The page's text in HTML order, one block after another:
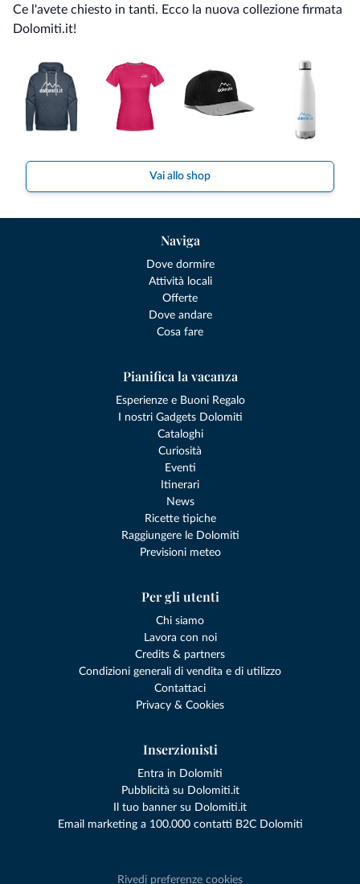
Ce l'avete chiesto in tanti. Ecco la nuova collezione firmata
Dolomiti.it!
Vai allo shop
Naviga
Dove dormire
Attività locali
Offerte
Dove andare
Cosa fare
Pianifica la vacanza
Esperienze e Buoni Regalo
I nostri Gadgets Dolomiti
Cataloghi
Curiosità
Eventi
Itinerari
News
Ricette tipiche
Raggiungere le Dolomiti
Previsioni meteo
Per gli utenti
Chi siamo
Lavora con noi
Credits & partners
Condizioni generali di vendita e di utilizzo
Contattaci
Privacy & Cookies
Inserzionisti
Entra in Dolomiti
Pubblicità su Dolomiti.it
Il tuo banner su Dolomiti.it
Email marketing a 100.000 contatti B2C Dolomiti
Rivedi preferenze cookies